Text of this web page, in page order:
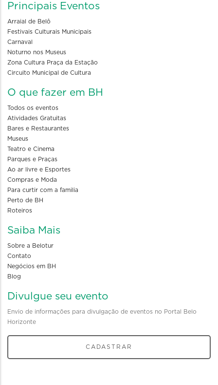
Principais Eventos
Arraial de Belô
Festivais Culturais Municipais
Carnaval
Noturno nos Museus
Zona Cultura Praça da Estação
Circuito Municipal de Cultura
O que fazer em BH
Todos os eventos
Atividades Gratuitas
Bares e Restaurantes
Museus
Teatro e Cinema
Parques e Praças
Ao ar livre e Esportes
Compras e Moda
Para curtir com a familia
Perto de BH
Roteiros
Saiba Mais
Sobre a Belotur
Contato
Negócios em BH
Blog
Divulgue seu evento
Envio de informações para divulgação de eventos no Portal Belo
Horizonte
CADASTRAR